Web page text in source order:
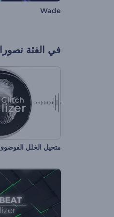
Wade
في الفئة
متخيل الخلل